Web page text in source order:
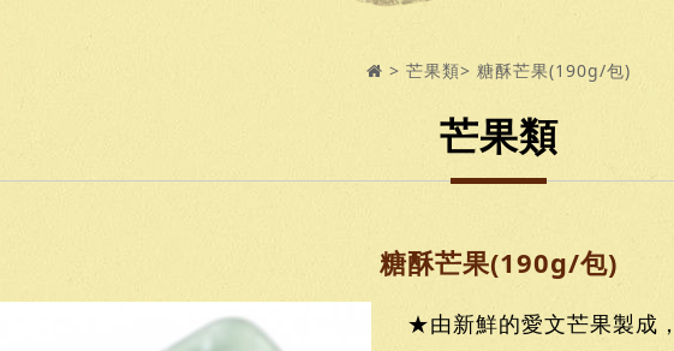
芒果類 糖酥芒果(190g/包)
芒果類
糖酥芒果(190g/包)
★由新鮮的愛文芒果製成